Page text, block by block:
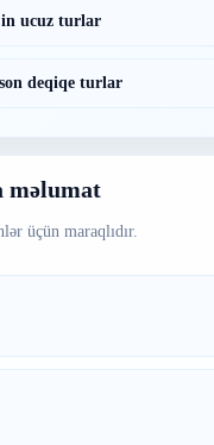
ucuz turlar
deqiqe turlar
məlumat
üçün maraqlıdır.